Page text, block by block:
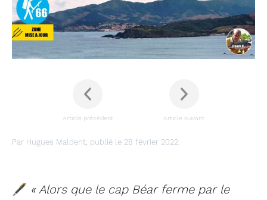
Article précédent Article suivant
Par Hugues Maldent, publié le 28 février 2022.
🖋 « Alors que le cap Béar ferme par le